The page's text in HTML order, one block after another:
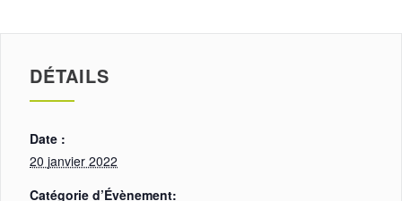
DÉTAILS
Date :
20 janvier 2022
Catégorie d’Évènement: